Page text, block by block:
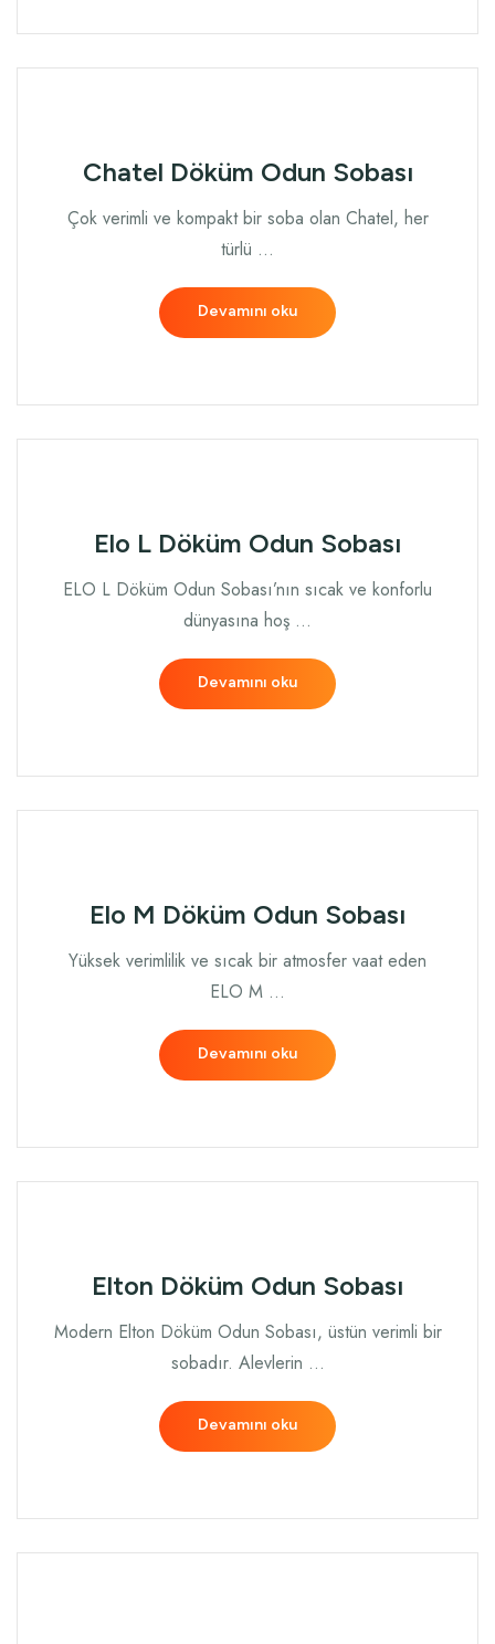
Chatel Döküm Odun Sobası
Çok verimli ve kompakt bir soba olan Chatel, her
türlü …
Devamını oku
Elo L Döküm Odun Sobası
ELO L Döküm Odun Sobası’nın sıcak ve konforlu
dünyasına hoş …
Devamını oku
Elo M Döküm Odun Sobası
Yüksek verimlilik ve sıcak bir atmosfer vaat eden
ELO M …
Devamını oku
Elton Döküm Odun Sobası
Modern Elton Döküm Odun Sobası, üstün verimli bir
sobadır. Alevlerin …
Devamını oku